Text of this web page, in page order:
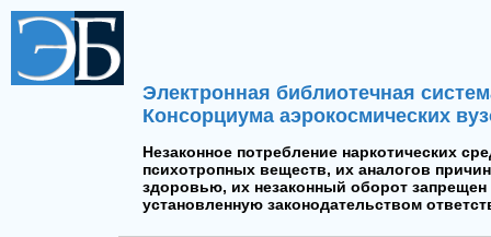
Электронная библиотечная
Консорциума аэрокосмических
Незаконное потребление наркотических
психотропных веществ, их аналогов
здоровью, их незаконный оборот запрещен
установленную законодательством